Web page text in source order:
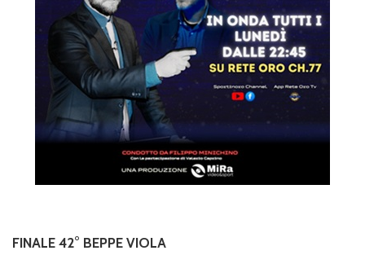
FINALE 42° BEPPE VIOLA